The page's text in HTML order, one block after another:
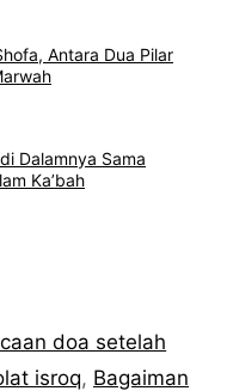
Antara Dua Pilar
Dalamnya Sama
Ka’bah
doa setelah
isroq, Bagaiman